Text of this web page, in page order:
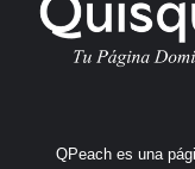
QPeach es una